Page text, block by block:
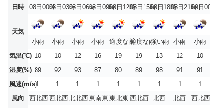
日時 08日00時08日03時08日06時08日09時08日12時08日15時08日18時08日21時09日00時
天気
小雨
小雨 小雨 小雨 適度な雨適度な雨強い雨 小雨
小雨
気温(℃) 10 10 12 16 19 19 13 12
10
湿度(%) 89 92 93 87 80 89 98 91
91
風速(m/s)1 1 1 1 1 1 1 1
1
風向
西北西西北西北北西東南東 東北東 西北西 北西 北西
西北西